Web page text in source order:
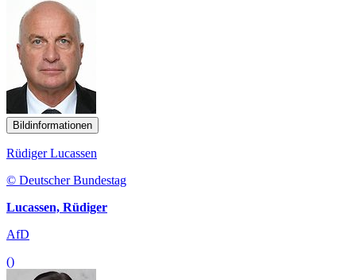
Bildinformationen
Rüdiger Lucassen
© Deutscher Bundestag
Lucassen, Rüdiger
AfD
()